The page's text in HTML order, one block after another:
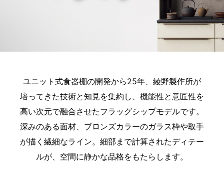
ユニット式食器棚の開発から25年、綾野製作所が
培ってきた技術と知見を集約し、機能性と意匠性を
高い次元で融合させたフラッグシップモデルです。
深みのある面材、ブロンズカラーのガラス枠や取手
が描く繊細なライン。細部まで計算されたディテー
ルが、空間に静かな品格をもたらします。